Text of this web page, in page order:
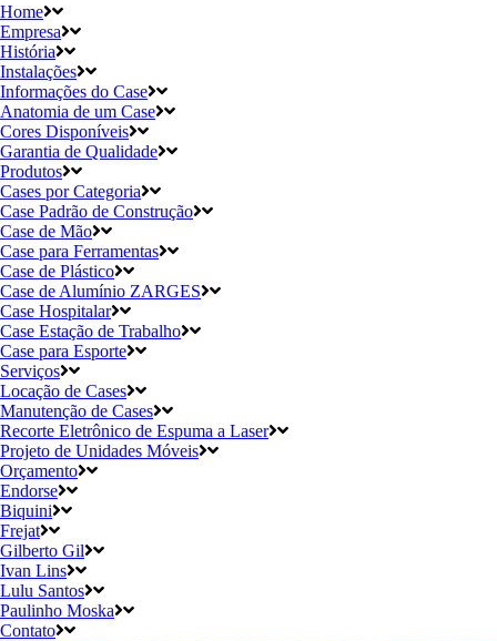
Home
Empresa
História
Instalações
Informações do Case
Anatomia de um Case
Cores Disponíveis
Garantia de Qualidade
Produtos
Cases por Categoria
Case Padrão de Construção
Case de Mão
Case para Ferramentas
Case de Plástico
Case de Alumínio ZARGES
Case Hospitalar
Case Estação de Trabalho
Case para Esporte
Serviços
Locação de Cases
Manutenção de Cases
Recorte Eletrônico de Espuma a Laser
Projeto de Unidades Móveis
Orçamento
Endorse
Biquini
Frejat
Gilberto Gil
Ivan Lins
Lulu Santos
Paulinho Moska
Contato